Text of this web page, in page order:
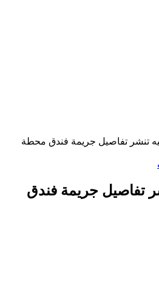
تنشر تفاصيل جريمة فندق محطة
تفاصيل جريمة فندق